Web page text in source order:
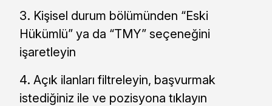
Kişisel durum bölümünden “Eski
Hükümlü” ya da “TMY” seçeneğini
işaretleyin
Açık ilanları filtreleyin, başvurmak
istediğiniz ile ve pozisyona tıklayın